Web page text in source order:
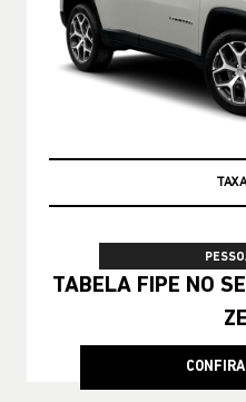
100% DA TABELA
TABELA FIPE NO SEU SEMINOVO + TAXA